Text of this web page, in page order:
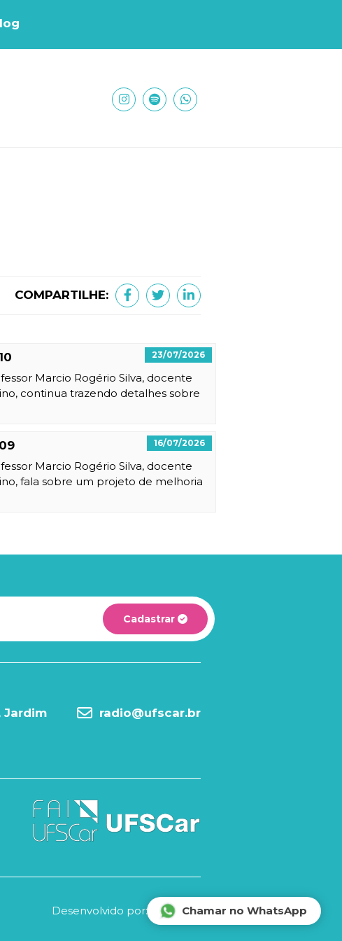
COMPARTILHE:
23/07/2026
Marcio Rogério Silva, docente
continua trazendo detalhes sobre
16/07/2026
Marcio Rogério Silva, docente
fala sobre um projeto de melhoria
Chamar no WhatsApp
Cadastrar
Jardim
radio@ufscar.br
Desenvolvido por: